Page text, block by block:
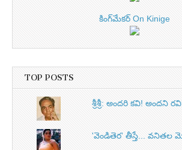
కింగ్‌మేకర్ On Kinige
TOP POSTS
శ్రీశ్రీ: అందరి కవి! అందని
'వెండితెర' తీస్తే... వనితల